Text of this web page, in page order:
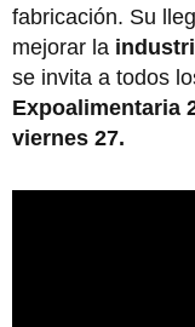
fabricación. Su
mejorar la
se invita a todos
Expoalimentaria
viernes 27.